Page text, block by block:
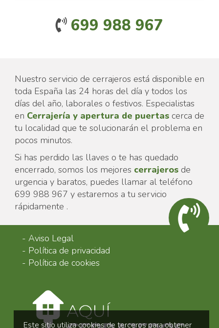
Este sitio utiliza cookies de terceros para obtener
699 988 967
Nuestro servicio de cerrajeros está disponible en
toda España las 24 horas del día y todos los
días del año, laborales o festivos. Especialistas
en Cerrajería y apertura de puertas cerca de
tu localidad que te solucionarán el problema en
pocos minutos.
Si has perdido las llaves o te has quedado
encerrado, somos los mejores cerrajeros de
urgencia y baratos, puedes llamar al teléfono
699 988 967 y estaremos a tu servicio
rápidamente .
- Aviso Legal
- Política de privacidad
- Política de cookies